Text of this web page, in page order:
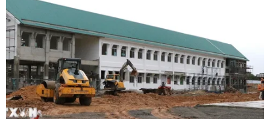
tại Vietnam Insurance Summit 2026
05/08/2026 08:10
Từ thương cảng Sài Gòn đến trung
tâm tài chính quốc tế nhìn từ
Vietcombank Tower